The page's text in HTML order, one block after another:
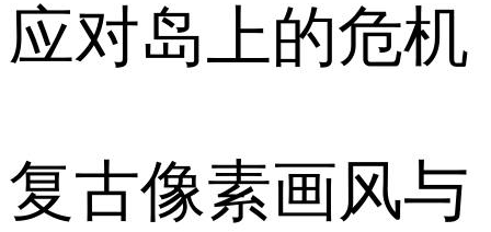
应对岛上的危机
复古像素画风与